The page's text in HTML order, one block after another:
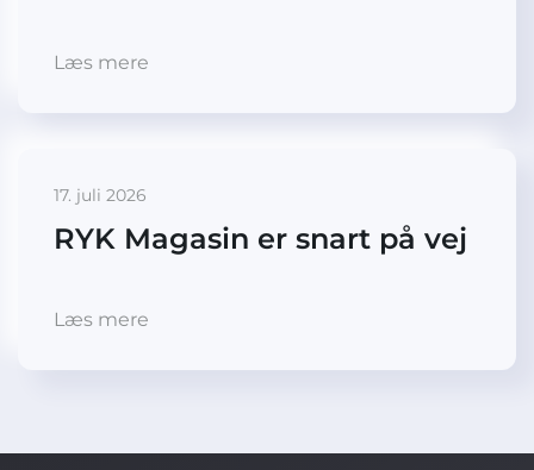
Læs mere
17. juli 2026
RYK Magasin er snart på vej
Læs mere